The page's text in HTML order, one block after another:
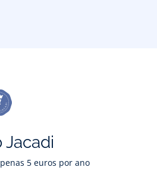
Jacadi
5 euros por ano